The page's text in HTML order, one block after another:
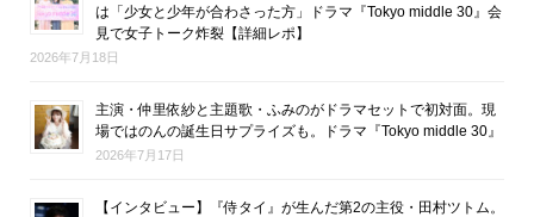
は「少女と少年が合わさった方」ドラマ『Tokyo middle 30』会
見で女子トーク炸裂【詳細レポ】
2026年7月18日
主演・仲里依紗と主題歌・ふみのがドラマセットで初対面。現
場ではのんの誕生日サプライズも。ドラマ『Tokyo middle 30』
2026年7月17日
【インタビュー】『侍タイ』が生んだ第2の主役・田村ツトム。